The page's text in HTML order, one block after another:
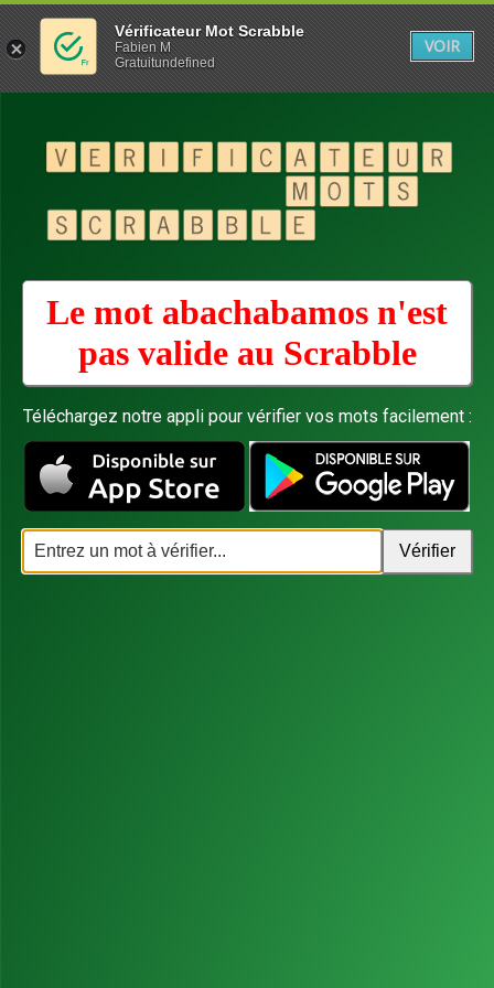
Le mot abachabamos n'est
pas valide au Scrabble
Téléchargez notre appli pour vérifier vos mots facilement :
Vérificateur Mot Scrabble
Fabien M
Gratuitundefined
VOIR